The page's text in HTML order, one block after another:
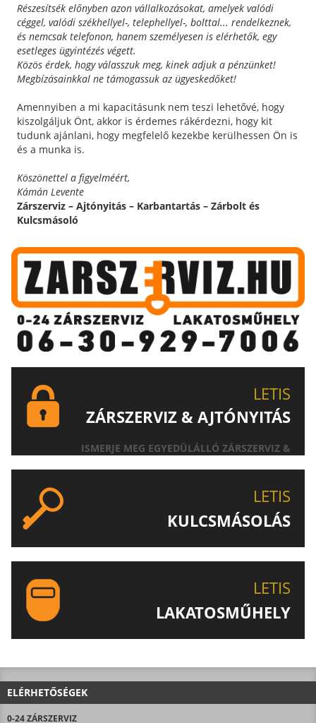
Részesítsék előnyben azon vállalkozásokat, amelyek valódi
céggel, valódi székhellyel-, telephellyel-, bolttal... rendelkeznek,
és nemcsak telefonon, hanem személyesen is elérhetők, egy
esetleges ügyintézés végett.
Közös érdek, hogy válasszuk meg, kinek adjuk a pénzünket!
Megbízásainkkal ne támogassuk az ügyeskedőket!
Amennyiben a mi kapacitásunk nem teszi lehetővé, hogy
kiszolgáljuk Önt, akkor is érdemes rákérdezni, hogy kit
tudunk ajánlani, hogy megfelelő kezekbe kerülhessen Ön is
és a munka is.
Köszönettel a figyelméért,
Kámán Levente
Zárszerviz – Ajtónyitás – Karbantartás – Zárbolt és
Kulcsmásoló
LETIS
ZÁRSZERVIZ & AJTÓNYITÁS
ISMERJE MEG EGYEDÜLÁLLÓ ZÁRSZERVIZ &
LETIS
KULCSMÁSOLÁS
LETIS
LAKATOSMŰHELY
ELÉRHETŐSÉGEK
0-24 ZÁRSZERVIZ